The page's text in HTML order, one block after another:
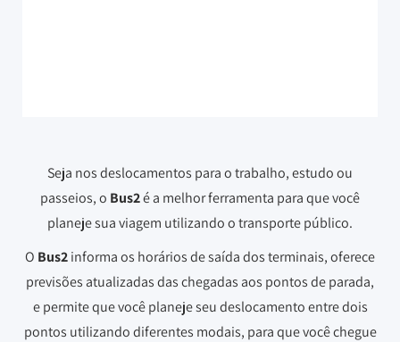
Seja nos deslocamentos para o trabalho, estudo ou
passeios, o Bus2é a melhor ferramenta para que você
planeje sua viagem utilizando o transporte público.
O Bus2informa os horários de saída dos terminais, oferece
previsões atualizadas das chegadas aos pontos de parada,
e permite que você planeje seu deslocamento entre dois
pontos utilizando diferentes modais, para que você chegue